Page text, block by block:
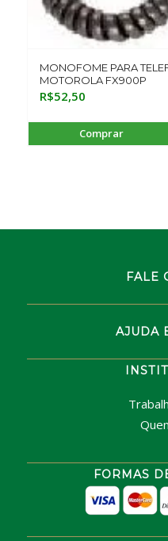
MONOFOME PARA
MOTOROLA FX900P
R$52,50
Comprar
FALE
AJUDA
FORMAS